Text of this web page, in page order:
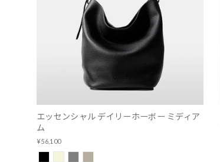
エッセンシャル デイリーホーボー ミディア
ム
¥56,100